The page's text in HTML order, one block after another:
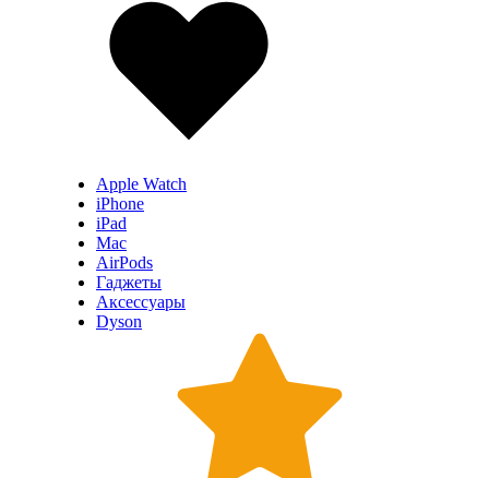
Apple Watch
iPhone
iPad
Mac
AirPods
Гаджеты
Аксессуары
Dyson